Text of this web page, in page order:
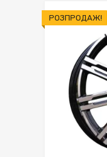
РОЗПРОДАЖ!